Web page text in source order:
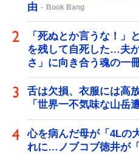
由
Book Bang
「死ぬとか言うな！」
を残して自死した…夫
さ」に向き合う魂の一
舌は欠損、衣服には高
「世界一不気味な山岳
心を病んだ母が「4Lの
れに…ノブコブ徳井が